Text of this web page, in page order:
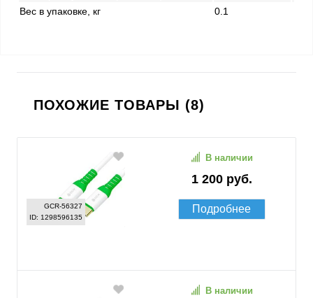
Вес в упаковке, кг
0.1
ПОХОЖИЕ ТОВАРЫ (8)
GCR-56327
ID: 1298596135
1 200 руб.
В наличии
Подробнее
В наличии